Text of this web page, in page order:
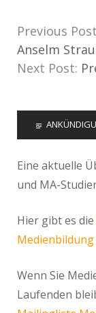
Previous
Anselm
Next Post:
Eine aktuelle
und MA-
Hier gibt es die
Medienbildung
Wenn Sie
Laufenden